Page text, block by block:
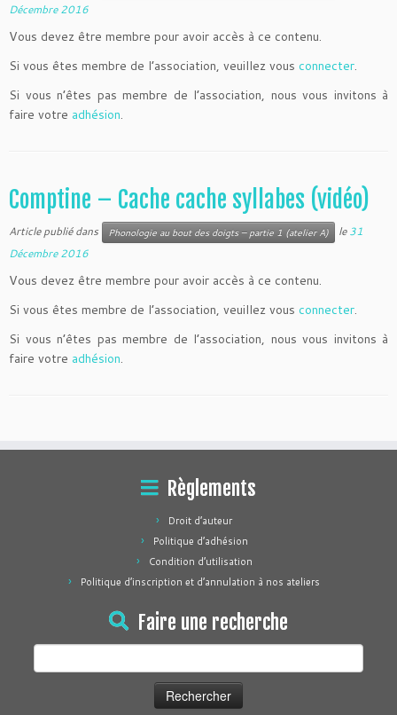
Décembre 2016
Vous devez être membre pour avoir accès à ce contenu.
Si vous êtes membre de l’association, veuillez vous connecter.
Si vous n’êtes pas membre de l’association, nous vous invitons à
faire votre adhésion.
Comptine – Cache cache syllabes (vidéo)
Article publié dans Phonologie au bout des doigts – partie 1 (atelier A) le31
Décembre 2016
Vous devez être membre pour avoir accès à ce contenu.
Si vous êtes membre de l’association, veuillez vous connecter.
Si vous n’êtes pas membre de l’association, nous vous invitons à
faire votre adhésion.
Règlements
Droit d’auteur
Politique d’adhésion
Condition d’utilisation
Politique d’inscription et d’annulation à nos ateliers
Faire une recherche